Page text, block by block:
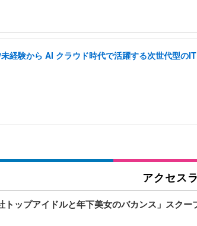
経験から AI クラウド時代で活躍する次世代型の
アクセス
トップアイドルと年下美女のバカンス」スクー